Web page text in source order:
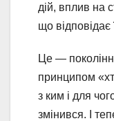
дій, вплив на
що відповідає
Це —
принципом
з ким і для
змінився. І